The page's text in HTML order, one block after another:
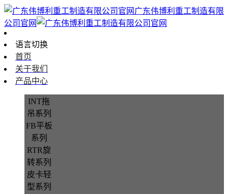
广东伟博利重工制造有限
公司官网
语言切换
首页
关于我们
产品中心
INT拖
吊系列
FB平板
系列
RTR旋
转系列
皮卡轻
型系列